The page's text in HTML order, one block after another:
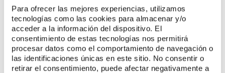
Para ofrecer las mejores experiencias, utilizamos
tecnologías como las cookies para almacenar y/o
acceder a la información del dispositivo. El
consentimiento de estas tecnologías nos permitirá
procesar datos como el comportamiento de navegación o
las identificaciones únicas en este sitio. No consentir o
retirar el consentimiento, puede afectar negativamente a
CARBURO